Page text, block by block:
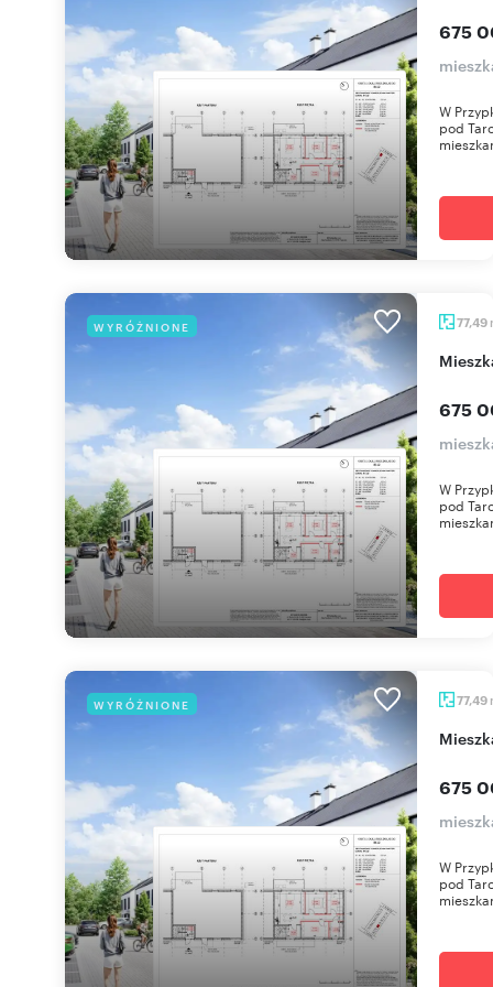
675
W
pod
WYRÓŻNIONE 77,49
675
W
pod
WYRÓŻNIONE 77,49
675
W
pod